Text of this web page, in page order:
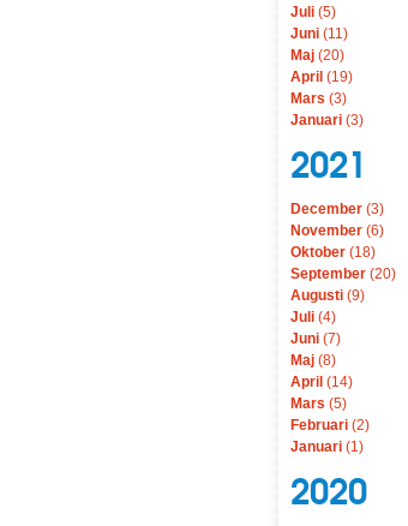
Juli (5)
Juni (11)
Maj (20)
April (19)
Mars (3)
Januari (3)
2021
December (3)
November (6)
Oktober (18)
September (20)
Augusti (9)
Juli (4)
Juni (7)
Maj (8)
April (14)
Mars (5)
Februari (2)
Januari (1)
2020